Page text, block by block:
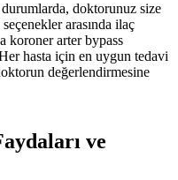
doktorunuz size
arasında ilaç
koroner arter bypass
hasta için en uygun tedavi
değerlendirmesine
ve